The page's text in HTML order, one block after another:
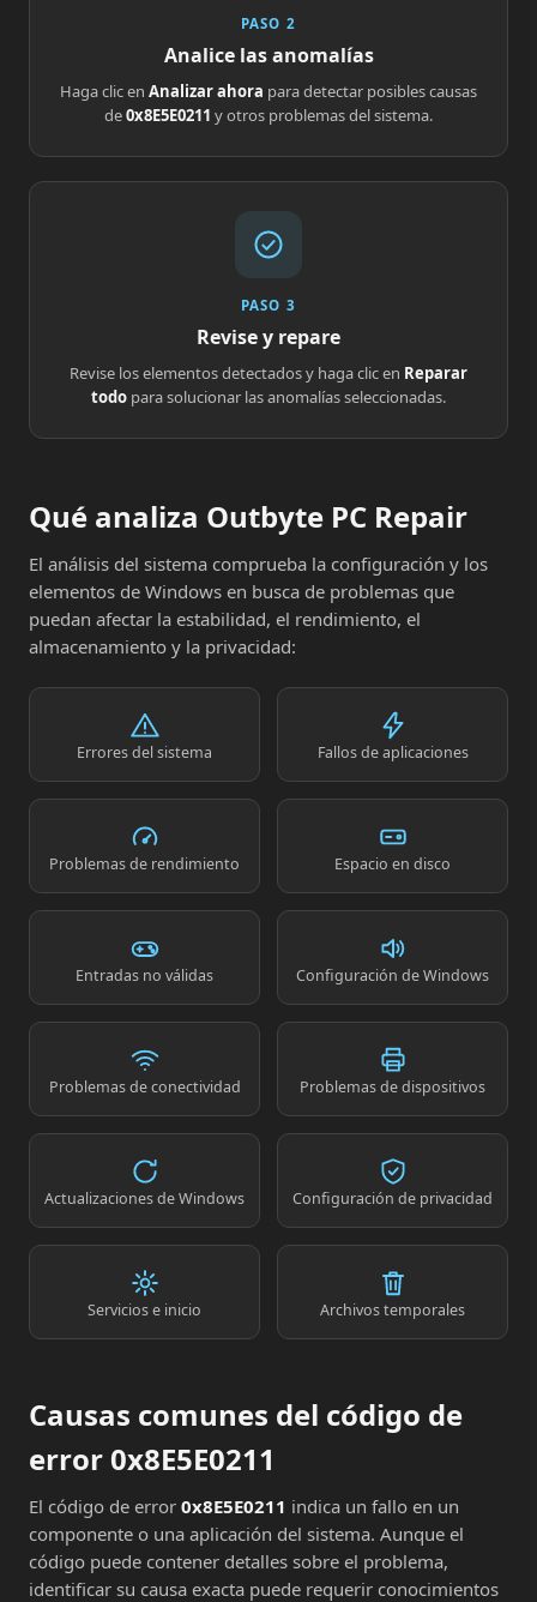
PASO 2
Analice las anomalías
Haga clic en Analizar ahora para detectar posibles causas
de0x8E5E0211 y otros problemas del sistema.
PASO 3
Revise y repare
Revise los elementos detectados y haga clic en Reparar
todo para solucionar las anomalías seleccionadas.
Qué analiza Outbyte PC Repair
El análisis del sistema comprueba la configuración y los
elementos de Windows en busca de problemas que
puedan afectar la estabilidad, el rendimiento, el
almacenamiento y la privacidad:
Errores del sistema Fallos de aplicaciones
Problemas de rendimiento Espacio en disco
Entradas no válidas Configuración de Windows
Problemas de conectividad Problemas de dispositivos
Actualizaciones de Windows Configuración de privacidad
Servicios e inicio Archivos temporales
Causas comunes del código de
error 0x8E5E0211
El código de error 0x8E5E0211 indica un fallo en un
componente o una aplicación del sistema. Aunque el
código puede contener detalles sobre el problema,
identificar su causa exacta puede requerir conocimientos